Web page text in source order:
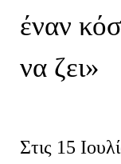
έναν
να ζει»
Στις 15